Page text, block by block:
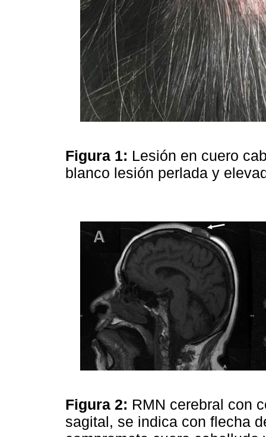
Figura 1: Lesión en cuero
blanco lesión perlada y
Figura 2: RMN cerebral con
sagital, se indica con flecha